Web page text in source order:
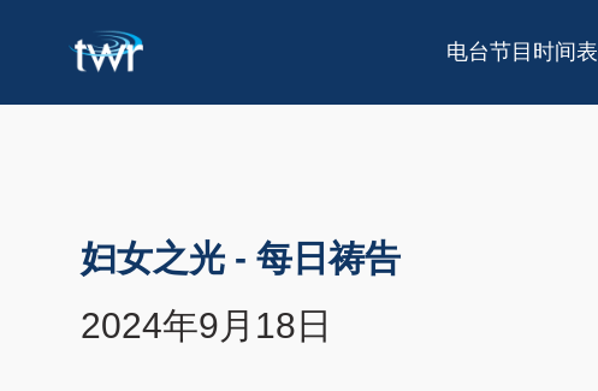
电台节目时间表
妇女之光 - 每日祷告
2024年9月18日